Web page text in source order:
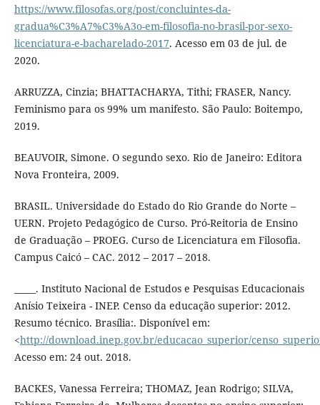
https://www.filosofas.org/post/concluintes-da-
gradua%C3%A7%C3%A3o-em-filosofia-no-brasil-por-sexo-
licenciatura-e-bacharelado-2017. Acesso em 03 de jul. de
2020.
ARRUZZA, Cinzia; BHATTACHARYA, Tithi; FRASER, Nancy.
Feminismo para os 99% um manifesto. São Paulo: Boitempo,
2019.
BEAUVOIR, Simone. O segundo sexo. Rio de Janeiro: Editora
Nova Fronteira, 2009.
BRASIL. Universidade do Estado do Rio Grande do Norte –
UERN. Projeto Pedagógico de Curso. Pró-Reitoria de Ensino
de Graduação – PROEG. Curso de Licenciatura em Filosofia.
Campus Caicó – CAC. 2012 – 2017 – 2018.
_____. Instituto Nacional de Estudos e Pesquisas Educacionais
Anísio Teixeira - INEP. Censo da educação superior: 2012.
Resumo técnico. Brasília:. Disponível em:
<http://download.inep.gov.br/educacao_superior/
Acesso em: 24 out. 2018.
BACKES, Vanessa Ferreira; THOMAZ, Jean Rodrigo; SILVA,